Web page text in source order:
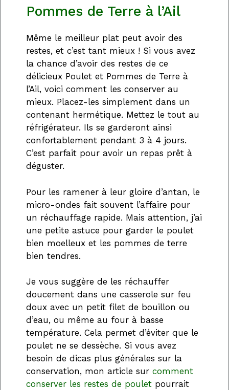
Pommes de Terre à l’Ail
Même le meilleur plat peut avoir des
restes, et c’est tant mieux ! Si vous avez
la chance d’avoir des restes de ce
délicieux Poulet et Pommes de Terre à
l’Ail, voici comment les conserver au
mieux. Placez-les simplement dans un
contenant hermétique. Mettez le tout au
réfrigérateur. Ils se garderont ainsi
confortablement pendant 3 à 4 jours.
C’est parfait pour avoir un repas prêt à
déguster.
Pour les ramener à leur gloire d’antan, le
micro-ondes fait souvent l’affaire pour
un réchauffage rapide. Mais attention, j’ai
une petite astuce pour garder le poulet
bien moelleux et les pommes de terre
bien tendres.
Je vous suggère de les réchauffer
doucement dans une casserole sur feu
doux avec un petit filet de bouillon ou
d’eau, ou même au four à basse
température. Cela permet d’éviter que le
poulet ne se dessèche. Si vous avez
besoin de dicas plus générales sur la
conservation, mon article sur comment
conserver les restes de poulet pourrait